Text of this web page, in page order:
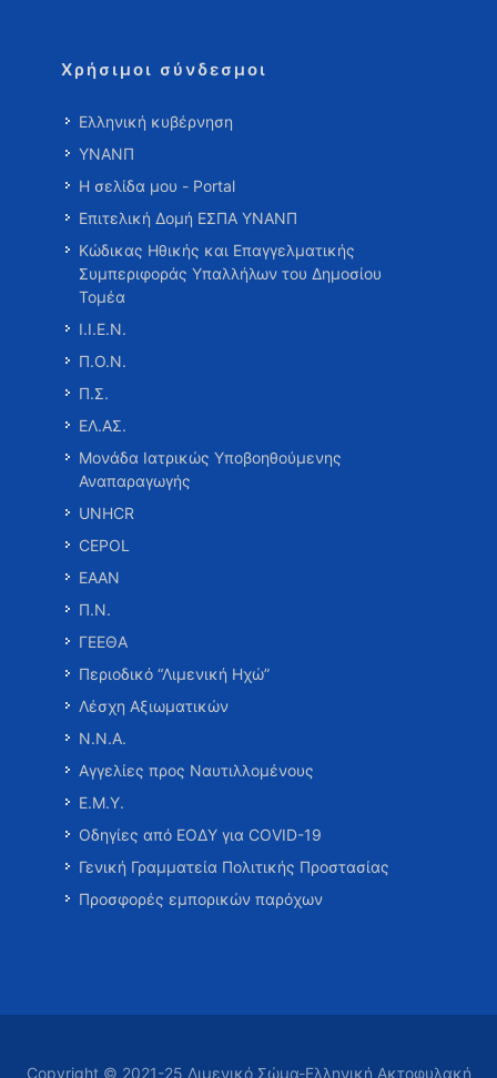
Χρήσιμοι σύνδεσμοι
Ελληνική κυβέρνηση
ΥΝΑΝΠ
Η σελίδα μου - Portal
Επιτελική Δομή ΕΣΠΑ ΥΝΑΝΠ
Κώδικας Ηθικής και Επαγγελματικής
Συμπεριφοράς Υπαλλήλων του Δημοσίου
Τομέα
Ι.Ι.Ε.Ν.
Π.Ο.Ν.
Π.Σ.
ΕΛ.ΑΣ.
Μονάδα Ιατρικώς Υποβοηθούμενης
Αναπαραγωγής
UNHCR
CEPOL
ΕΑΑΝ
Π.Ν.
ΓΕΕΘΑ
Περιοδικό “Λιμενική Ηχώ”
Λέσχη Αξιωματικών
Ν.Ν.Α.
Αγγελίες προς Ναυτιλλομένους
Ε.Μ.Υ.
Οδηγίες από ΕΟΔΥ για COVID-19
Γενική Γραμματεία Πολιτικής Προστασίας
Προσφορές εμπορικών παρόχων
Copyright © 2021-25 Λιμενικό Σώμα-Ελληνική Ακτοφυλακή